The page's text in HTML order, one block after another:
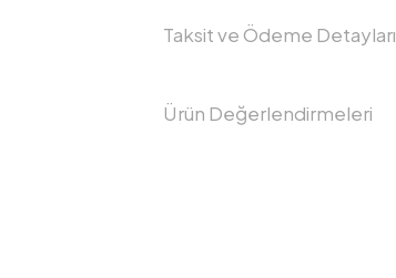
Taksit ve Ödeme Detayları
Ürün Değerlendirmeleri